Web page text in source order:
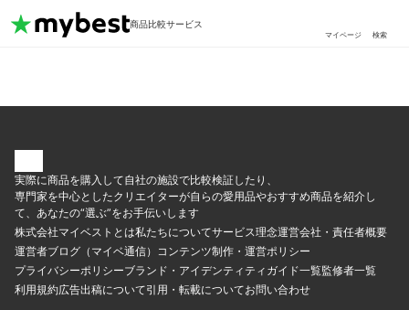
商品比較サービス
マイページ 検索
実際に商品を購入して自社の施設で比較検証したり、
専門家を中心としたクリエイターが自らの愛用品やおすすめ商品を紹介し
て、あなたの“選ぶ”をお手伝いします
株式会社マイベストとは私たちについてサービス理念運営会社・責任者概要
運営者ブログ（マイベ通信） コンテンツ制作・運営ポリシー
プライバシーポリシーブランド・アイデンティティ ガイド一覧監修者一覧
利用規約広告出稿について引用・転載についてお問い合わせ